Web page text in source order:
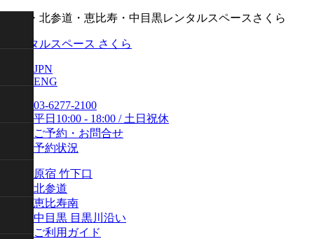
原宿・北参道・恵比寿・中目黒レンタルスペースさくら
レンタルスペース さくら
JPN
ENG
03-6277-2100
平日10:00 - 18:00 / 土日祝休
ご予約・お問合せ
予約状況
原宿 竹下口
北参道
恵比寿南
中目黒 目黒川沿い
ご利用ガイド